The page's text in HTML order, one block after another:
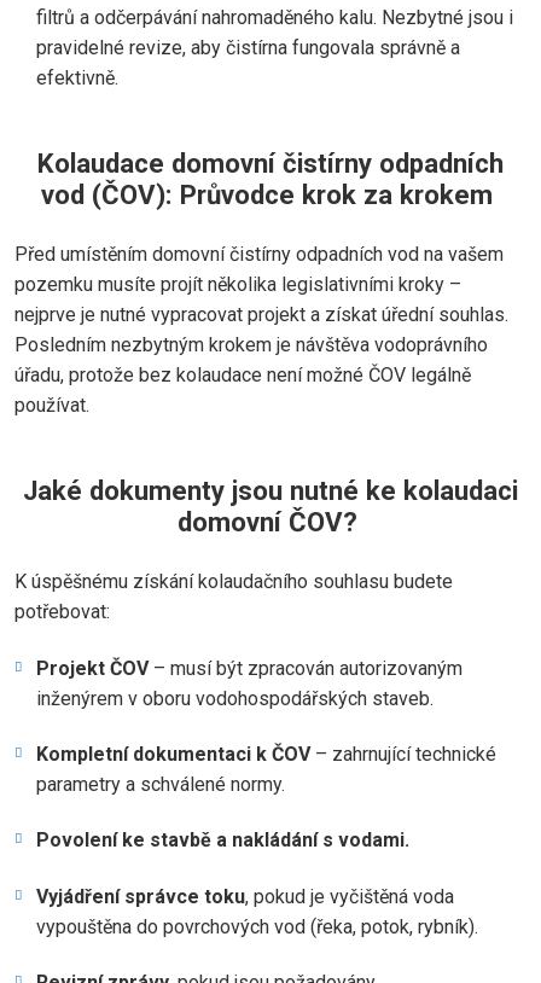
filtrů a odčerpávání nahromaděného kalu. Nezbytné jsou i
pravidelné revize, aby čistírna fungovala správně a
efektivně.
Kolaudace domovní čistírny odpadních
vod (ČOV): Průvodce krok za krokem
Před umístěním domovní čistírny odpadních vod na vašem
pozemku musíte projít několika legislativními kroky –
nejprve je nutné vypracovat projekt a získat úřední souhlas.
Posledním nezbytným krokem je návštěva vodoprávního
úřadu, protože bez kolaudace není možné ČOV legálně
používat.
Jaké dokumenty jsou nutné ke kolaudaci
domovní ČOV?
K úspěšnému získání kolaudačního souhlasu budete
potřebovat:
Projekt ČOV– musí být zpracován autorizovaným
inženýrem v oboru vodohospodářských staveb.
Kompletní dokumentaci k ČOV– zahrnující technické
parametry a schválené normy.
Povolení ke stavbě a nakládání s vodami.
Vyjádření správce toku, pokud je vyčištěná voda
vypouštěna do povrchových vod (řeka, potok, rybník).